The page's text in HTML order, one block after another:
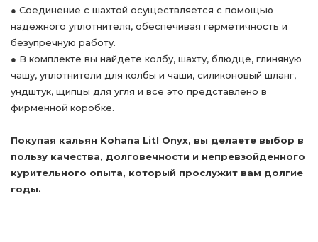
● Соединение с шахтой осуществляется с помощью
надежного уплотнителя, обеспечивая герметичность и
безупречную работу.
● В комплекте вы найдете колбу, шахту, блюдце, глиняную
чашу, уплотнители для колбы и чаши, силиконовый шланг,
ундштук, щипцы для угля и все это представлено в
фирменной коробке.
Покупая кальян Kohana Litl Onyx, вы делаете выбор в
пользу качества, долговечности и непревзойденного
курительного опыта, который прослужит вам долгие
годы.